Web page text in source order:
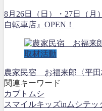
8月26日（日）・27日（月
自転車店』OPEN！
取材活動
農家民宿 お福来郎〈平田
関連キーワード
カブトムシ
スマイルキッズinムシテッ